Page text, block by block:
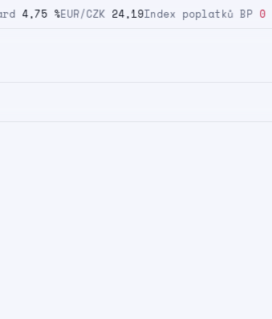
4,75 %EUR/CZK 24,19Index poplatků BP 0 Kč